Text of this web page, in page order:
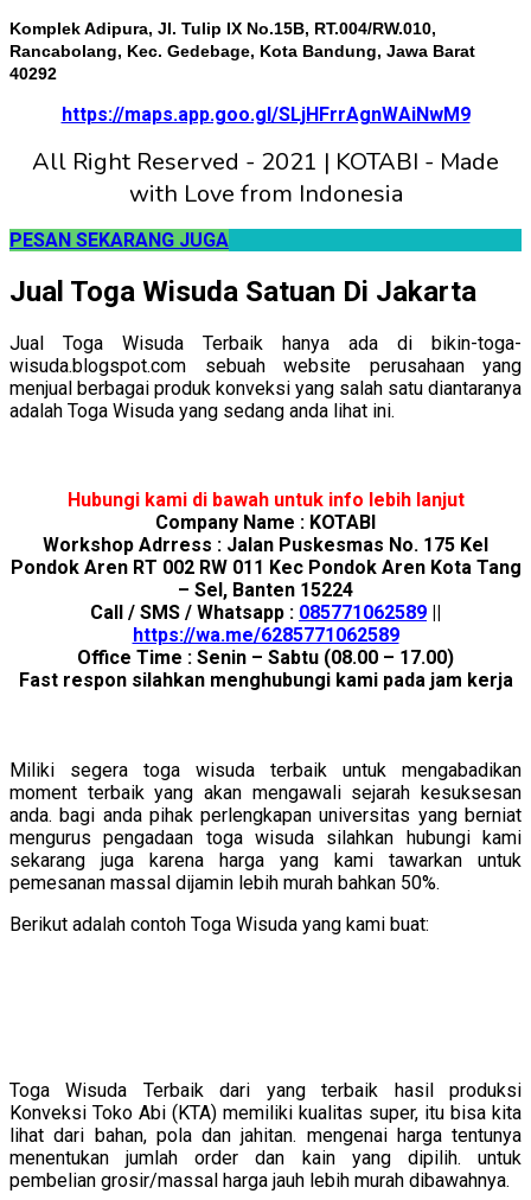
Komplek Adipura, Jl. Tulip IX No.15B, RT.004/RW.010,
Rancabolang, Kec. Gedebage, Kota Bandung, Jawa Barat
40292
https://maps.app.goo.gl/SLjHFrrAgnWAiNwM9
All Right Reserved - 2021 | KOTABI - Made
with Love from Indonesia
PESAN SEKARANG JUGA
Jual Toga Wisuda Satuan Di Jakarta
Jual Toga Wisuda Terbaik hanya ada di bikin-toga-
wisuda.blogspot.com sebuah website perusahaan yang
menjual berbagai produk konveksi yang salah satu diantaranya
adalah Toga Wisuda yang sedang anda lihat ini.
Hubungi kami di bawah untuk info lebih lanjut
Company Name : KOTABI
Workshop Adrress : Jalan Puskesmas No. 175 Kel
Pondok Aren RT 002 RW 011 Kec Pondok Aren Kota Tang
– Sel, Banten 15224
Call / SMS / Whatsapp : 085771062589
https://wa.me/6285771062589
Office Time : Senin – Sabtu (08.00 – 17.00)
Fast respon silahkan menghubungi kami pada jam kerja
Miliki segera toga wisuda terbaik untuk mengabadikan
moment terbaik yang akan mengawali sejarah kesuksesan
anda. bagi anda pihak perlengkapan universitas yang berniat
mengurus pengadaan toga wisuda silahkan hubungi kami
sekarang juga karena harga yang kami tawarkan untuk
pemesanan massal dijamin lebih murah bahkan 50%.
Berikut adalah contoh Toga Wisuda yang kami buat:
Toga Wisuda Terbaik dari yang terbaik hasil produksi
Konveksi Toko Abi (KTA) memiliki kualitas super, itu bisa kita
lihat dari bahan, pola dan jahitan. mengenai harga tentunya
menentukan jumlah order dan kain yang dipilih. untuk
pembelian grosir/massal harga jauh lebih murah dibawahnya.